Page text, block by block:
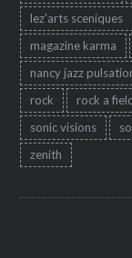
lez'arts sceniques
magazine karma
nancy jazz
rock
rock a
sonic visions
zenith